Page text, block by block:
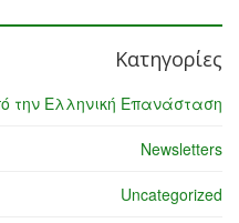
Κατηγορίες
την Ελληνική Επανάσταση
Newsletters
Uncategorized